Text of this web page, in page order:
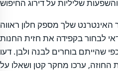
שלך מספק חלון ראווה
לבחור בקפידה את חזית החנות
שהייתם בוחרים לבנה ולבן. דעו
ערכו מחקר קטן ושאלו על